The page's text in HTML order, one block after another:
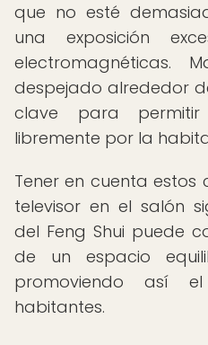
que no esté
una exposición
electromagnéticas.
despejado alrededor
clave para
libremente por la
Tener en cuenta estos
televisor en el salón
del Feng Shui puede
de un espacio
promoviendo así
habitantes.